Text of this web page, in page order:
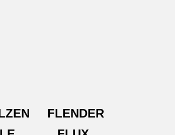
FLENDER